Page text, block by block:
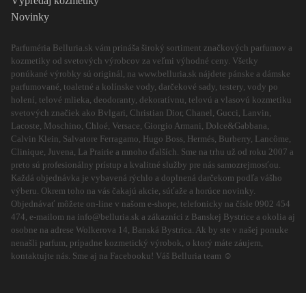
Novinky
Parfuméria Belluria.sk vám prináša široký sortiment značkových parfumov a
kozmetiky od svetových výrobcov za veľmi výhodné ceny. Všetky
ponúkané výrobky sú originál, na www.belluria.sk nájdete pánske a dámske
parfumované, toaletné a kolínske vody, darčekové sady, testery, vody po
holení, telové mlieka, deodoranty, dekoratívnu, telovú a vlasovú kozmetiku
svetových značiek ako Bvlgari, Christian Dior, Chanel, Gucci, Lanvin,
Lacoste, Moschino, Chloé, Versace, Giorgio Armani, Dolce&Gabbana,
Calvin Klein, Salvatore Ferragamo, Hugo Boss, Hermés, Burberry, Lancôme,
Clinique, Juvena, La Prairie a mnoho ďalších. Sme na trhu už od roku 2007 a
preto sú profesionálny prístup a kvalitné služby pre nás samozrejmosťou.
Každá objednávka je vybavená rýchlo a doplnená darčekom podľa vášho
výberu. Okrem toho na vás čakajú akcie, súťaže a horúce novinky.
Objednávať môžete on-line v našom e-shope, telefonicky na čísle 0902 454
474, e-mailom na info@belluria.sk a zákazníci z Banskej Bystrice a okolia aj
osobne na adrese Wolkerova 14, Banská Bystrica. Ak by ste v našej ponuke
nenašli parfum, prípadne kozmetický výrobok, o ktorý máte záujem,
kontaktujte nás. Sme aj na Facebooku! Váš Belluria team ☺